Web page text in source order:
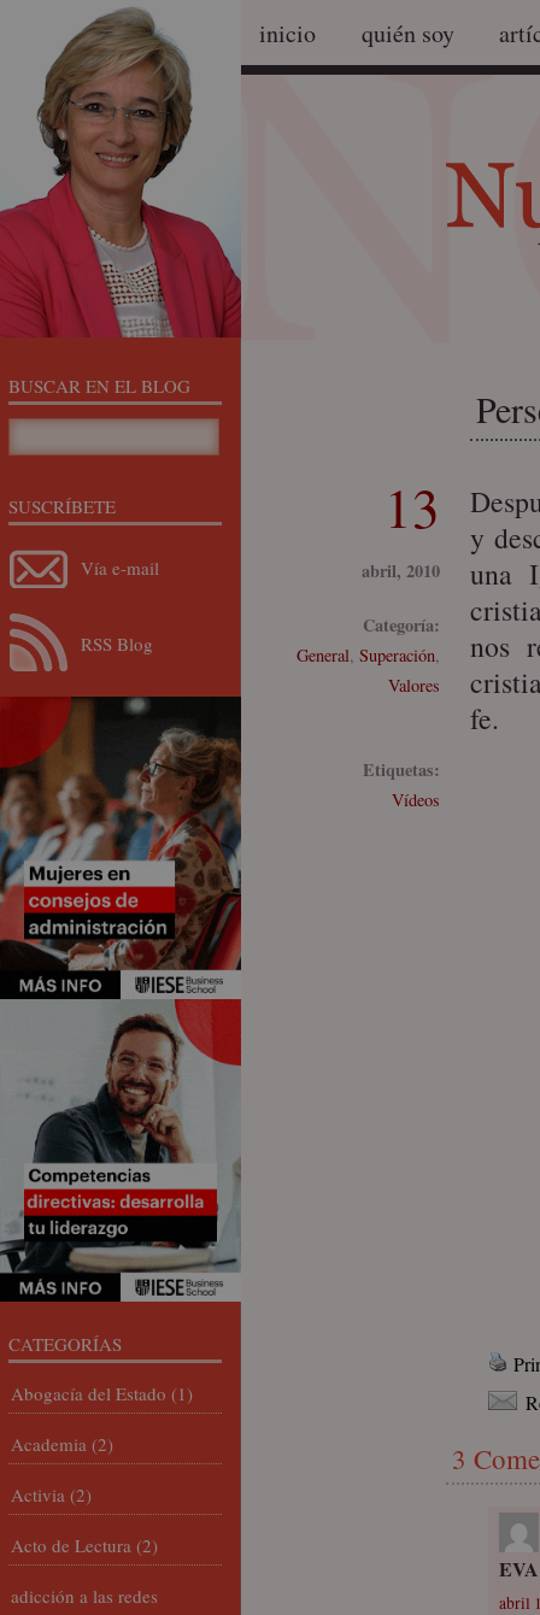
inicio quién soy
13
abril, 2010
Categoría:
General, Superación,
Valores
Etiquetas:
Vídeos
y
una
nos
fe.
3
abril
BUSCAR EN EL BLOG
SUSCRÍBETE
Vía e-mail
RSS Blog
CATEGORÍAS
Abogacía del Estado (1)
Academia (2)
Activia (2)
Acto de Lectura (2)
adicción a las redes